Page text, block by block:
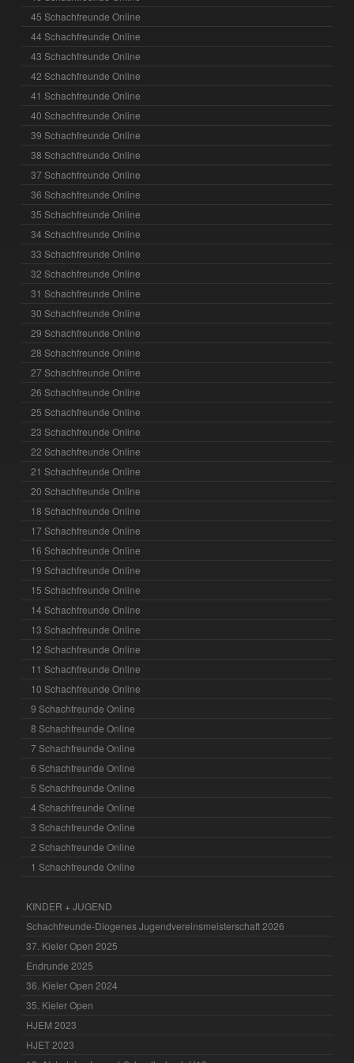
45 Schachfreunde Online
44 Schachfreunde Online
43 Schachfreunde Online
42 Schachfreunde Online
41 Schachfreunde Online
40 Schachfreunde Online
39 Schachfreunde Online
38 Schachfreunde Online
37 Schachfreunde Online
36 Schachfreunde Online
35 Schachfreunde Online
34 Schachfreunde Online
33 Schachfreunde Online
32 Schachfreunde Online
31 Schachfreunde Online
30 Schachfreunde Online
29 Schachfreunde Online
28 Schachfreunde Online
27 Schachfreunde Online
26 Schachfreunde Online
25 Schachfreunde Online
23 Schachfreunde Online
22 Schachfreunde Online
21 Schachfreunde Online
20 Schachfreunde Online
18 Schachfreunde Online
17 Schachfreunde Online
16 Schachfreunde Online
19 Schachfreunde Online
15 Schachfreunde Online
14 Schachfreunde Online
13 Schachfreunde Online
12 Schachfreunde Online
11 Schachfreunde Online
10 Schachfreunde Online
9 Schachfreunde Online
8 Schachfreunde Online
7 Schachfreunde Online
6 Schachfreunde Online
5 Schachfreunde Online
4 Schachfreunde Online
3 Schachfreunde Online
2 Schachfreunde Online
1 Schachfreunde Online
KINDER + JUGEND
Schachfreunde-Diogenes Jugendvereinsmeisterschaft 2026
37. Kieler Open 2025
Endrunde 2025
36. Kieler Open 2024
35. Kieler Open
HJEM 2023
HJET 2023